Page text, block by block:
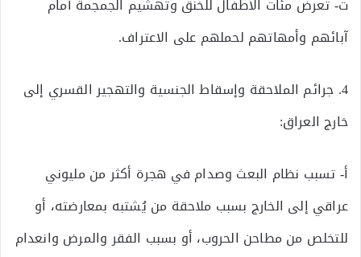
ت‌- تعرض مئات الأطفال للخنق وتهشيم الجمجمة أمام
آبائهم وأمهاتهم لحملهم على الاعتراف.
4. جرائم الملاحقة وإسقاط الجنسية والتهجير القسري إلى
خارج العراق:
أ‌- تسبب نظام البعث وصدام في هجرة أكثر من مليوني
عراقي إلى الخارج بسبب ملاحقة من يُشتبه بمعارضته، أو
للتخلص من مطاحن الحروب، أو بسبب الفقر والمرض وانعدام